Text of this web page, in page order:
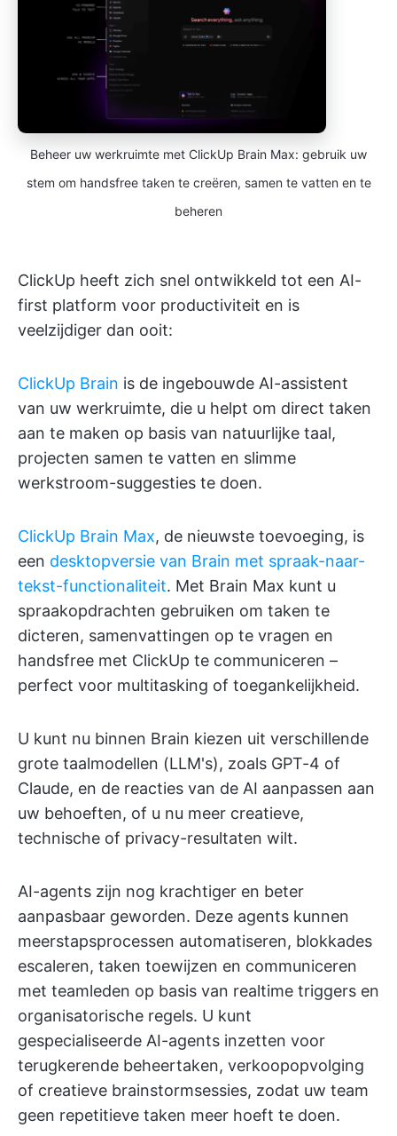
Beheer uw werkruimte met ClickUp Brain Max: gebruik uw
stem om handsfree taken te creëren, samen te vatten en te
beheren
ClickUp heeft zich snel ontwikkeld tot een AI-
first platform voor productiviteit en is
veelzijdiger dan ooit:
ClickUp Brain is de ingebouwde AI-assistent
van uw werkruimte, die u helpt om direct taken
aan te maken op basis van natuurlijke taal,
projecten samen te vatten en slimme
werkstroom-suggesties te doen.
ClickUp Brain Max, de nieuwste toevoeging, is
een desktopversie van Brain met spraak-naar-
tekst-functionaliteit. Met Brain Max kunt u
spraakopdrachten gebruiken om taken te
dicteren, samenvattingen op te vragen en
handsfree met ClickUp te communiceren –
perfect voor multitasking of toegankelijkheid.
U kunt nu binnen Brain kiezen uit verschillende
grote taalmodellen (LLM's), zoals GPT-4 of
Claude, en de reacties van de AI aanpassen aan
uw behoeften, of u nu meer creatieve,
technische of privacy-resultaten wilt.
AI-agents zijn nog krachtiger en beter
aanpasbaar geworden. Deze agents kunnen
meerstapsprocessen automatiseren, blokkades
escaleren, taken toewijzen en communiceren
met teamleden op basis van realtime triggers en
organisatorische regels. U kunt
gespecialiseerde AI-agents inzetten voor
terugkerende beheertaken, verkoopopvolging
of creatieve brainstormsessies, zodat uw team
geen repetitieve taken meer hoeft te doen.